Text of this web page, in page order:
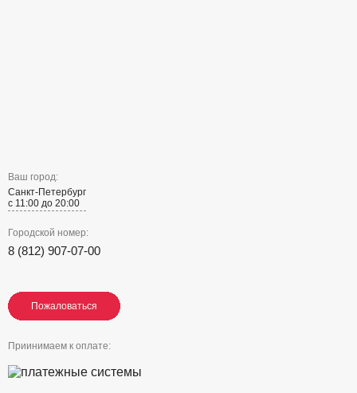
Ваш город:
Санкт-Петербург
с 11:00 до 20:00
Городской номер:
8 (812) 907-07-00
Пожаловаться
Пожаловаться
Пожаловаться
Приинимаем к оплате: